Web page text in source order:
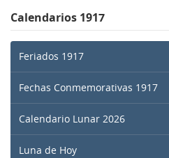
Calendarios 1917
Feriados 1917
Fechas Conmemorativas 1917
Calendario Lunar 2026
Luna de Hoy